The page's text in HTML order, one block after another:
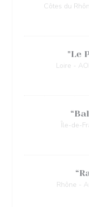
Côtes du
"Le
Loire -
Île-de-
Rhône -